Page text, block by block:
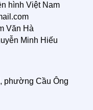
hình Việt Nam
Văn Hà
Minh Hiếu
phường Cầu Ông